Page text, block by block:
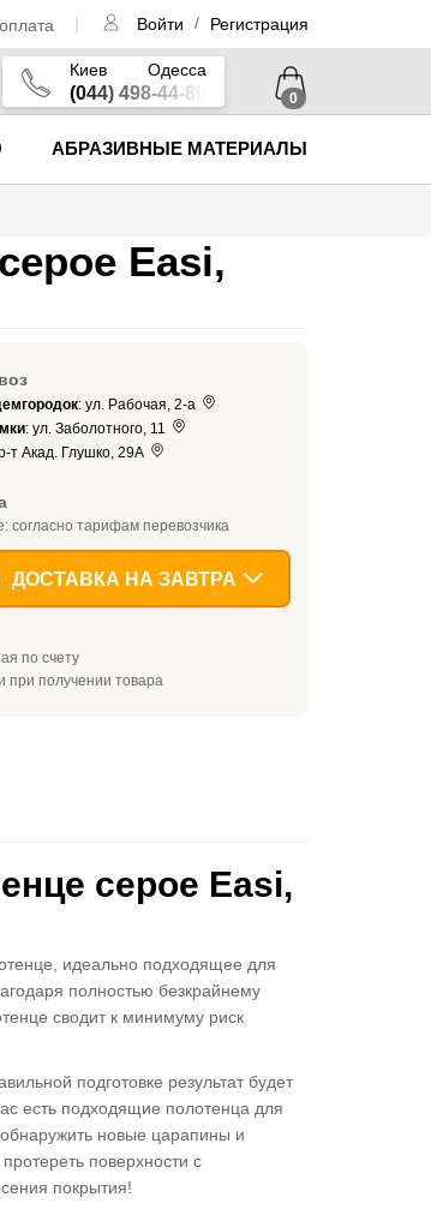
Войти / Регистрация
Киев Одесса
(044) 498-44-89 0
АБРАЗИВНЫЕ МАТЕРИАЛЫ
Easi,
: ул. Рабочая, 2-а
: ул. Заболотного, 11
т Акад. Глушко, 29А
согласно тарифам перевозчика
ДОСТАВКА НА ЗАВТРА
по счету
при получении товара
серое Easi,
идеально подходящее для
полностью безкрайнему
сводит к минимуму риск
подготовке результат будет
есть подходящие полотенца для
новые царапины и
поверхности с
покрытия!